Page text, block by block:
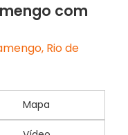
com
Rio de
Mapa